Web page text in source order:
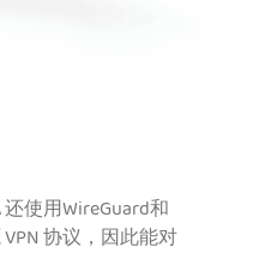
使用WireGuard和
协议，因此能对